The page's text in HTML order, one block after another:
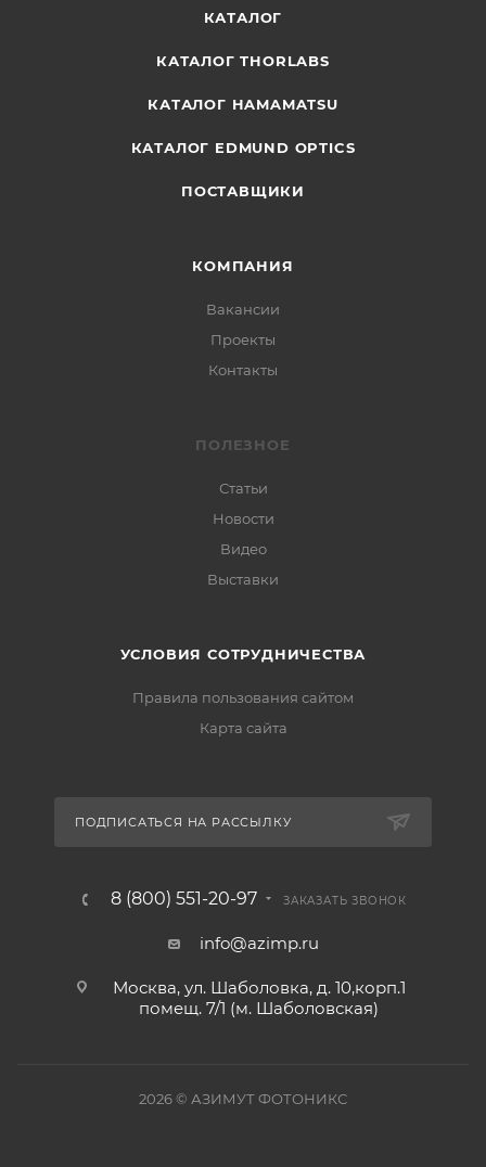
КАТАЛОГ
КАТАЛОГ THORLABS
КАТАЛОГ HAMAMATSU
КАТАЛОГ EDMUND OPTICS
ПОСТАВЩИКИ
КОМПАНИЯ
Вакансии
Проекты
Контакты
ПОЛЕЗНОЕ
Статьи
Новости
Видео
Выставки
УСЛОВИЯ СОТРУДНИЧЕСТВА
Правила пользования сайтом
Карта сайта
ПОДПИСАТЬСЯ НА РАССЫЛКУ
8 (800) 551-20-97 ЗАКАЗАТЬ ЗВОНОК
info@azimp.ru
Москва, ул. Шаболовка, д. 10,корп.1
помещ. 7/1 (м. Шаболовская)
2026© АЗИМУТ ФОТОНИКС